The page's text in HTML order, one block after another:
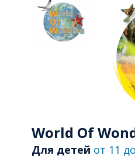
World Of
Для детей от 11